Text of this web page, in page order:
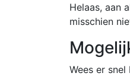
Helaas, aan
misschien
Wees er